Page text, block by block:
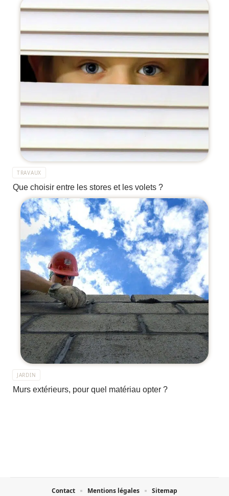
TRAVAUX
Que choisir entre les stores et les volets ?
JARDIN
Murs extérieurs, pour quel matériau opter ?
Contact Mentions légales Sitemap